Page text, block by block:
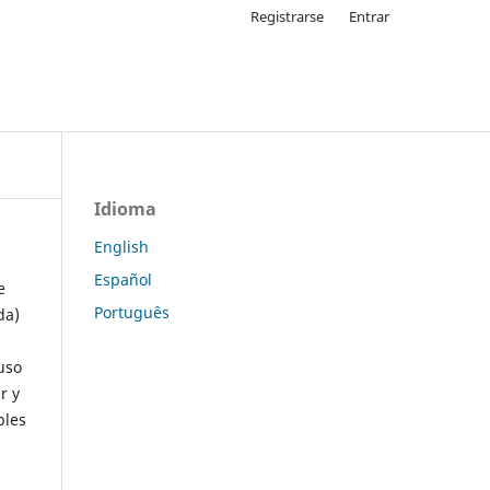
Registrarse Entrar
y
Idioma
English
Español
Português